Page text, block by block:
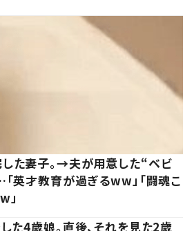
た妻子。→夫が用意した“ベビ
英才教育が過ぎるww」「闘魂こ
」
た4歳娘。直後、それを見た2歳